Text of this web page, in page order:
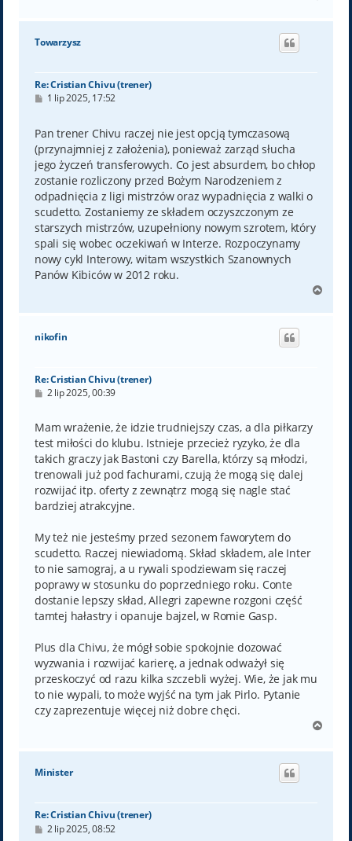
g
Towarzysz
Re: Cristian Chivu (trener)
P
t
1 lip 2025, 17:52
Pan trener Chivu raczej nie jest opcją tymczasową
(przynajmniej z założenia), ponieważ zarząd słucha
jego życzeń transferowych. Co jest absurdem, bo chłop
zostanie rozliczony przed Bożym Narodzeniem z
odpadnięcia z ligi mistrzów oraz wypadnięcia z walki o
scudetto. Zostaniemy ze składem oczyszczonym ze
starszych mistrzów, uzupełniony nowym szrotem, który
spali się wobec oczekiwań w Interze. Rozpoczynamy
nowy cykl Interowy, witam wszystkich Szanownych
Panów Kibiców w 2012 roku.
g
nikofin
Re: Cristian Chivu (trener)
P
t
2 lip 2025, 00:39
Mam wrażenie, że idzie trudniejszy czas, a dla piłkarzy
test miłości do klubu. Istnieje przecież ryzyko, że dla
takich graczy jak Bastoni czy Barella, którzy są młodzi,
trenowali już pod fachurami, czują że mogą się dalej
rozwijać itp. oferty z zewnątrz mogą się nagle stać
bardziej atrakcyjne.
My też nie jesteśmy przed sezonem faworytem do
scudetto. Raczej niewiadomą. Skład składem, ale Inter
to nie samograj, a u rywali spodziewam się raczej
poprawy w stosunku do poprzedniego roku. Conte
dostanie lepszy skład, Allegri zapewne rozgoni część
tamtej hałastry i opanuje bajzel, w Romie Gasp.
Plus dla Chivu, że mógł sobie spokojnie dozować
wyzwania i rozwijać karierę, a jednak odważył się
przeskoczyć od razu kilka szczebli wyżej. Wie, że jak mu
to nie wypali, to może wyjść na tym jak Pirlo. Pytanie
czy zaprezentuje więcej niż dobre chęci.
g
Minister
Re: Cristian Chivu (trener)
P2 lip 2025, 08:52